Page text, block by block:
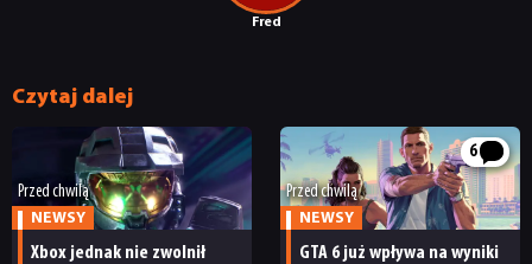
Fred
Czytaj dalej
Przed chwilą
NEWSY
Xbox jednak nie zwolnił
6
Przed chwilą
NEWSY
GTA 6 już wpływa na wyniki